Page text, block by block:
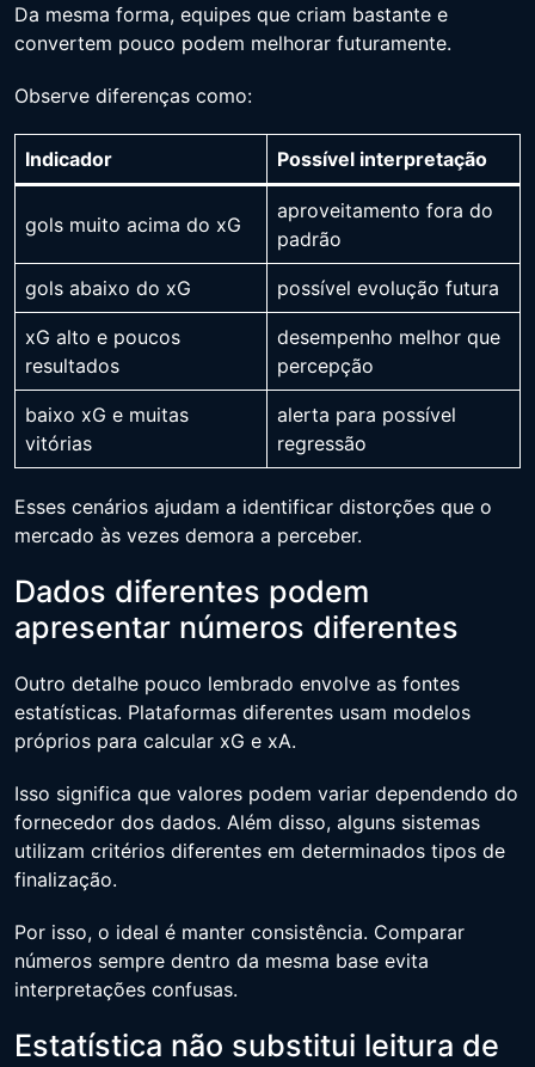
Da mesma forma, equipes que criam bastante e
convertem pouco podem melhorar futuramente.
Observe diferenças como:
Indicador Possível interpretação
gols muito acima do xG
aproveitamento fora do
padrão
gols abaixo do xG possível evolução futura
xG alto e poucos
resultados
desempenho melhor que
percepção
baixo xG e muitas
vitórias
alerta para possível
regressão
Esses cenários ajudam a identificar distorções que o
mercado às vezes demora a perceber.
Dados diferentes podem
apresentar números diferentes
Outro detalhe pouco lembrado envolve as fontes
estatísticas. Plataformas diferentes usam modelos
próprios para calcular xG e xA.
Isso significa que valores podem variar dependendo do
fornecedor dos dados. Além disso, alguns sistemas
utilizam critérios diferentes em determinados tipos de
finalização.
Por isso, o ideal é manter consistência. Comparar
números sempre dentro da mesma base evita
interpretações confusas.
Estatística não substitui leitura de